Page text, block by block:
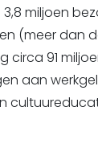
miljoen
(meer dan
circa 91
aan